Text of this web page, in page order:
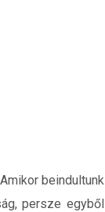
beindultunk
persze egyből